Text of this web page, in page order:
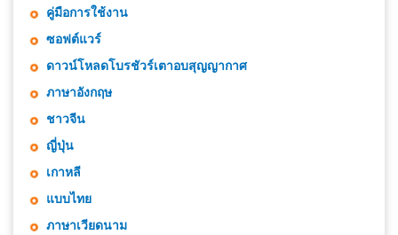
คู่มือการใช้งาน
ซอฟต์แวร์
ดาวน์โหลดโบรชัวร์เตาอบสุญญากาศ
ภาษาอังกฤษ
ชาวจีน
ญี่ปุ่น
เกาหลี
แบบไทย
ภาษาเวียดนาม